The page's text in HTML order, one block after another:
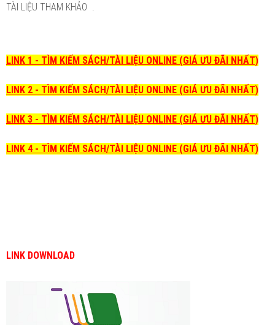
TÀI LIỆU THAM KHẢO .
LINK 1 - TÌM KIẾM SÁCH/TÀI LIỆU ONLINE (GIÁ ƯU ĐÃI NHẤT)
LINK 2 - TÌM KIẾM SÁCH/TÀI LIỆU ONLINE (GIÁ ƯU ĐÃI NHẤT)
LINK 3 - TÌM KIẾM SÁCH/TÀI LIỆU ONLINE (GIÁ ƯU ĐÃI NHẤT)
LINK 4 - TÌM KIẾM SÁCH/TÀI LIỆU ONLINE (GIÁ ƯU ĐÃI NHẤT)
LINK DOWNLOAD